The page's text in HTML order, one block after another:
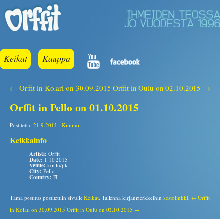
Keikat Kauppa
← Orffit in Kolari on 30.09.2015 Orffit in Oulu on 02.10.2015 →
Orffit in Pello on 01.10.2015
Postitettu: 21.9.2015 - Kimmo
Keikkainfo
Artisti: Orffit
Date: 1.10.2015
Venue: koulu/pk
City: Pello
Country: FI
Tämä postitus postitettiin sivulle Keikat . Tallenna kirjanmerkkeihin kestolinkki ← Orffit
in Kolari on 30.09.2015 Orffit in Oulu on 02.10.2015 →